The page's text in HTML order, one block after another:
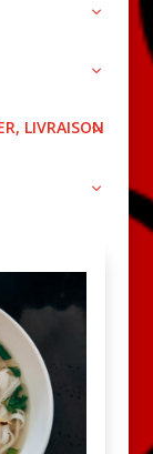
LIVRAISON